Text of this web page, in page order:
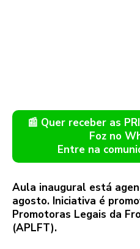
📰 Quer receber as
Foz no
Entre na
Aula inaugural está
agosto. Iniciativa é
Promotoras Legais da
(APLFT).